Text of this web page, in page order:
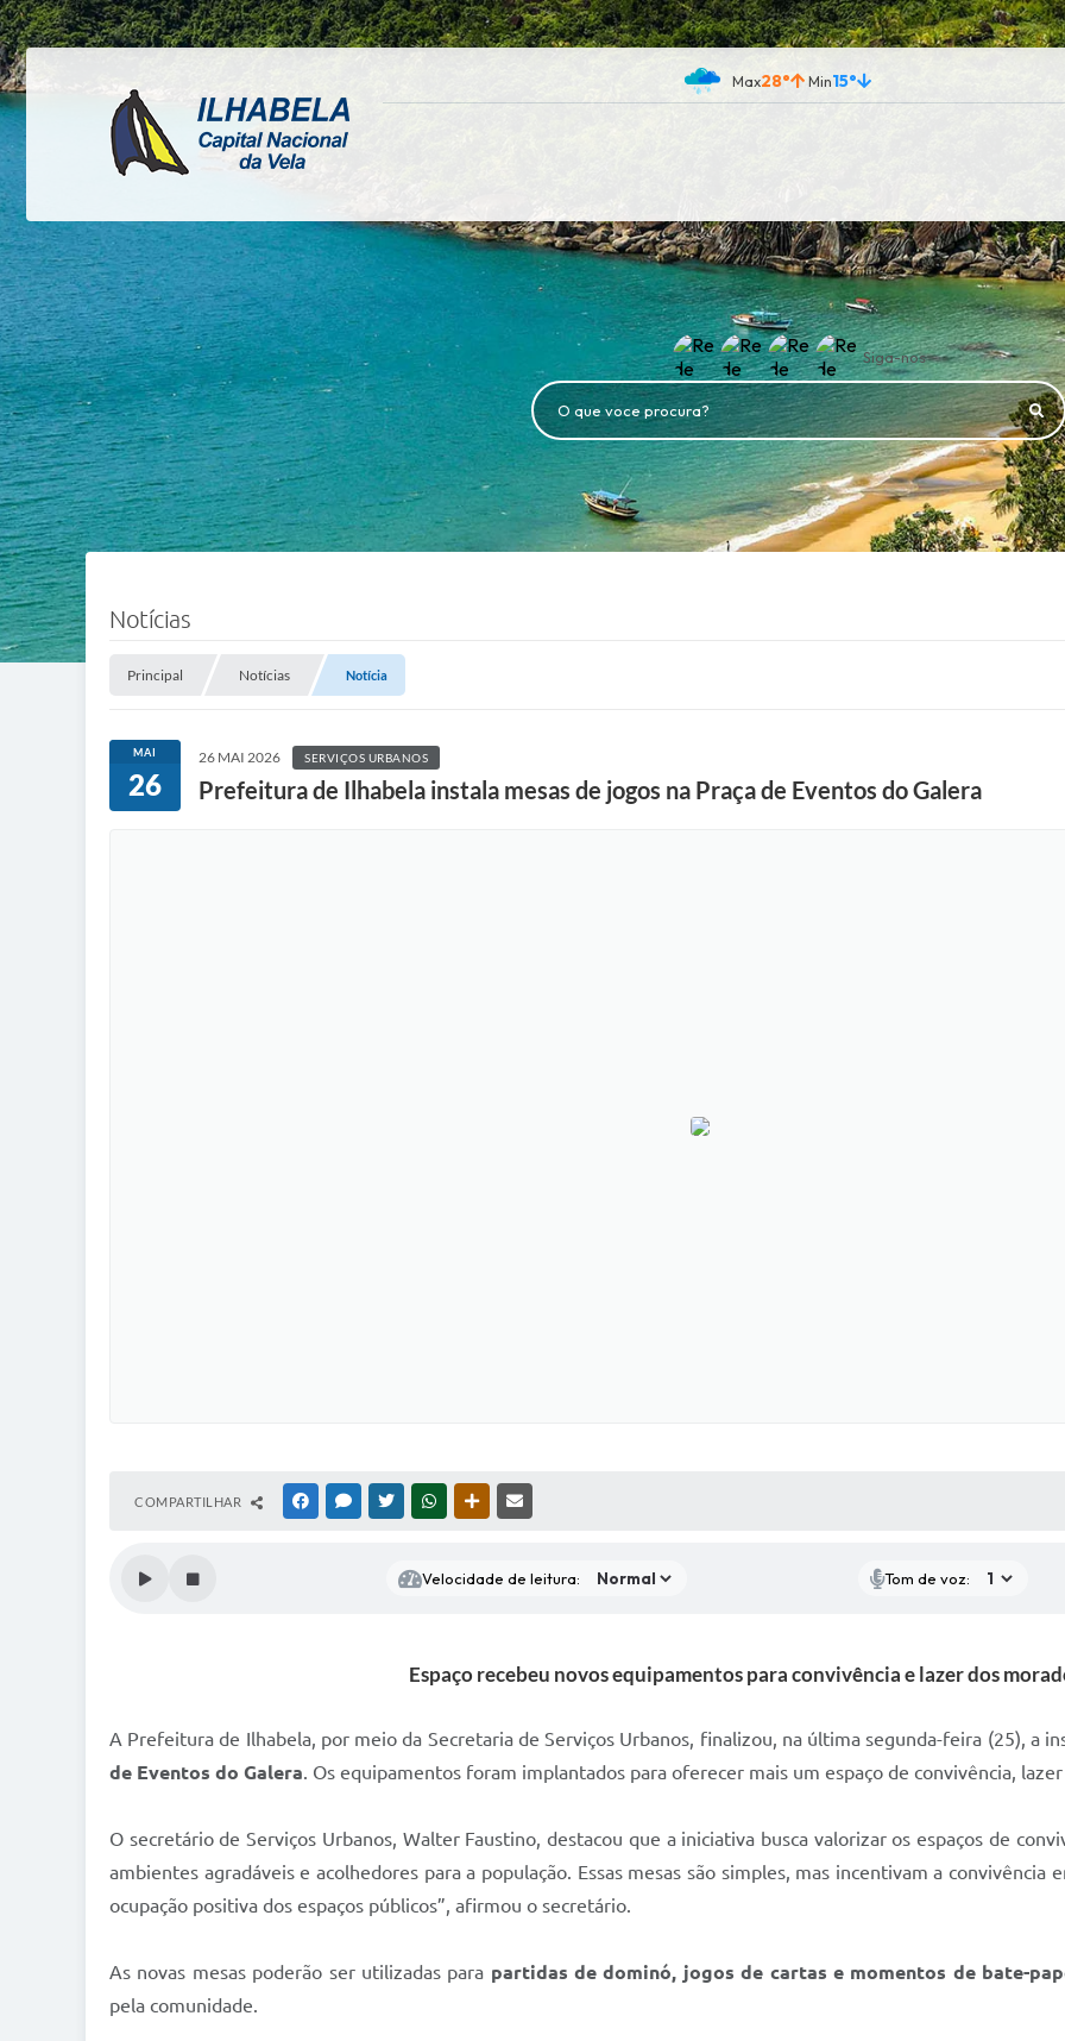
28° 15°
Siga-nos
O que voce procura?
Notícias
Principal Notícias Notícia
MAI
26
26 MAI 2026 SERVIÇOS URBANOS
Prefeitura de Ilhabela instala mesas de jogos na Praça de Eventos do Galera
COMPARTILHAR FACEBOOKMESSENGER
TWITTERWHATSAPPOUTRAS MÍDIAS
Velocidade de leitura: Tom de voz:
Espaço recebeu novos equipamentos para convivência e lazer dos
A Prefeitura de Ilhabela, por meio da Secretaria de Serviços Urbanos, finalizou, na última segunda-feira (25), a
de Eventos do Galera. Os equipamentos foram implantados para oferecer mais um espaço de convivência,
O secretário de Serviços Urbanos, Walter Faustino, destacou que a iniciativa busca valorizar os espaços de
ambientes agradáveis e acolhedores para a população. Essas mesas são simples, mas incentivam a
ocupação positiva dos espaços públicos”, afirmou o secretário.
As novas mesas poderão ser utilizadas para partidas de dominó, jogos de cartas e momentos de bate-
pela comunidade.